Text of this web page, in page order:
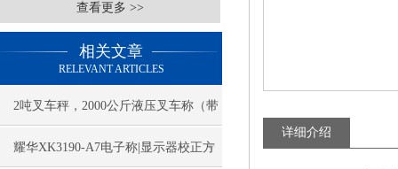
查看更多 >>
相关文章
RELEVANT ARTICLES
2吨叉车秤，2000公斤液压叉车称（带
打印功能）
耀华XK3190-A7电子称|显示器校正方
详细介绍